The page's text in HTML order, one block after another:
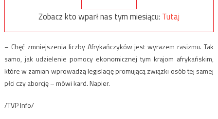
Zobacz kto wparł nas tym miesiącu: Tutaj
– Chęć zmniejszenia liczby Afrykańczyków jest wyrazem rasizmu. Tak
samo, jak udzielenie pomocy ekonomicznej tym krajom afrykańskim,
które w zamian wprowadzą legislację promującą związki osób tej samej
płci czy aborcję – mówi kard. Napier.
/TVP Info/